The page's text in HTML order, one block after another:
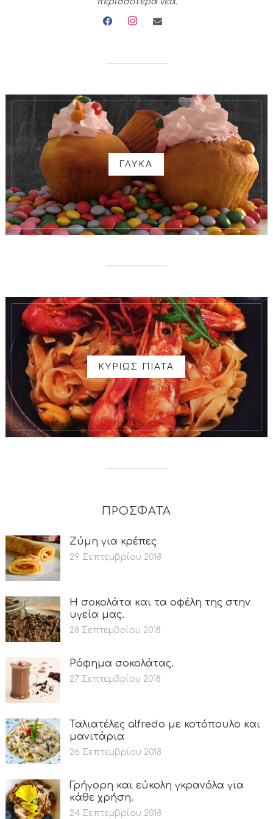
facebookinstagramenvelope
ΓΛΥΚΑ
ΚΥΡΙΩΣ ΠΙΑΤΑ
ΠΡΟΣΦΑΤΑ
Ζύμη για κρέπες
29 Σεπτεμβρίου 2018
Η σοκολάτα και τα οφέλη της στην
υγεία μας.
28 Σεπτεμβρίου 2018
Ρόφημα σοκολάτας.
27 Σεπτεμβρίου 2018
Ταλιατέλες alfredo με κοτόπουλο και
μανιτάρια
26 Σεπτεμβρίου 2018
Γρήγορη και εύκολη γκρανόλα για
κάθε χρήση.
24 Σεπτεμβρίου 2018